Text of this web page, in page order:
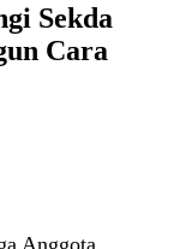
Sekda
Cara